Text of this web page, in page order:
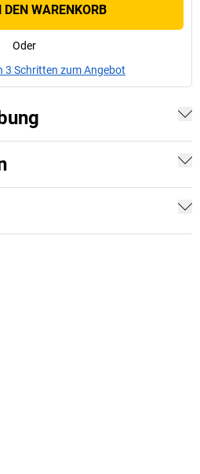
DEN WARENKORB
Oder
3 Schritten zum Angebot